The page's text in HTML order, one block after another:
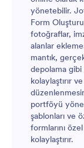
yönetebilir.
Form
fotoğraflar,
alanlar
mantık,
depolama
kolaylaştırır
portföyü
şablonları ve
formlarını
kolaylaştırır.